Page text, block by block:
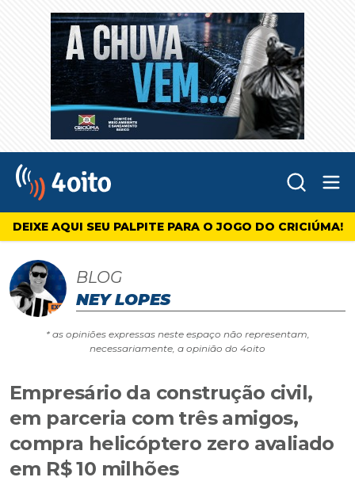
4oito
DEIXE AQUI SEU PALPITE PARA O JOGO DO CRICIÚMA!
BLOG
NEY LOPES
* as opiniões expressas neste espaço não representam,
necessariamente, a opinião do 4oito
Empresário da construção civil,
em parceria com três amigos,
compra helicóptero zero avaliado
em R$ 10 milhões